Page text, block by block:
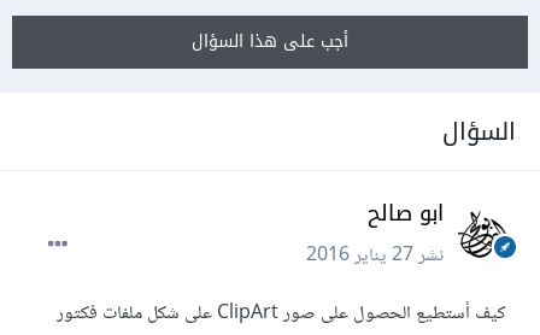
أجب على هذا السؤال
السؤال
ابو صالح
نشر27 يناير 2016
كيف أستطيع الحصول على صور ClipArt على شكل ملفات فكتور